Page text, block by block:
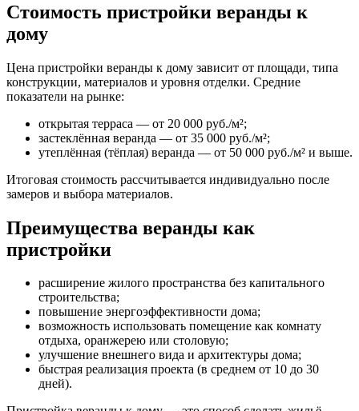
Стоимость пристройки веранды к
дому
Цена пристройки веранды к дому зависит от площади, типа
конструкции, материалов и уровня отделки. Средние
показатели на рынке:
открытая терраса — от 20 000 руб./м²;
застеклённая веранда — от 35 000 руб./м²;
утеплённая (тёплая) веранда — от 50 000 руб./м² и выше.
Итоговая стоимость рассчитывается индивидуально после
замеров и выбора материалов.
Преимущества веранды как
пристройки
расширение жилого пространства без капитального
строительства;
повышение энергоэффективности дома;
возможность использовать помещение как комнату
отдыха, оранжерею или столовую;
улучшение внешнего вида и архитектуры дома;
быстрая реализация проекта (в среднем от 10 до 30
дней).